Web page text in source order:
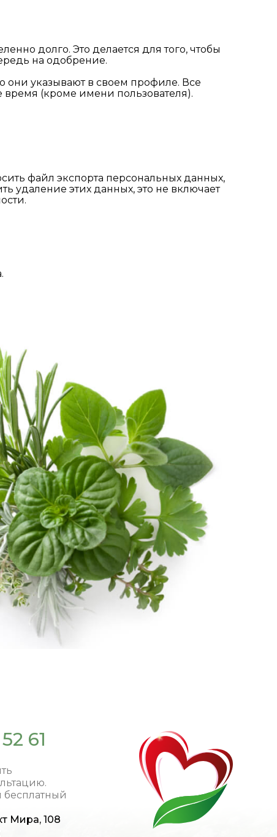
долго. Это делается для того, чтобы
на одобрение.
указывают в своем профиле. Все
(кроме имени пользователя).
файл экспорта персональных данных,
удаление этих данных, это не включает
61
бесплатный
Мира, 108